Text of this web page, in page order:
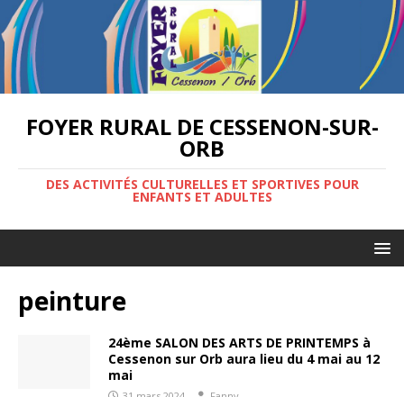
FOYER RURAL DE CESSENON-SUR-
ORB
DES ACTIVITÉS CULTURELLES ET SPORTIVES POUR
ENFANTS ET ADULTES
peinture
24ème SALON DES ARTS DE PRINTEMPS à
Cessenon sur Orb aura lieu du 4 mai au 12
mai